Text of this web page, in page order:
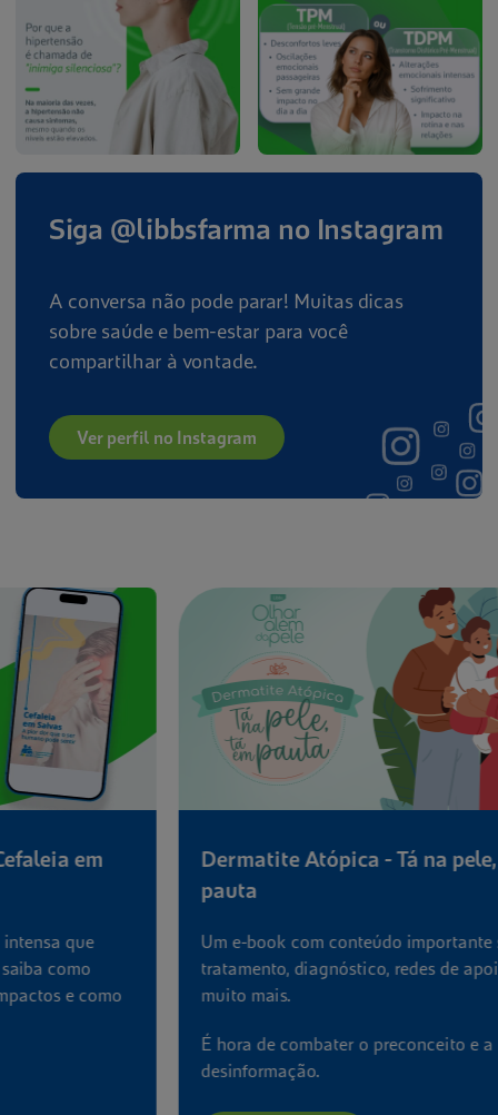
Siga @libbsfarma no Instagram
A conversa não pode parar! Muitas dicas
sobre saúde e bem-estar para você
compartilhar à vontade.
Ver perfil no Instagram
Dermatite Atópica - Tá na pele, tá em
Um e-book com conteúdo importante sobre
tratamento, diagnóstico, redes de apoio e
muito mais.
É hora de combater o preconceito e a
o